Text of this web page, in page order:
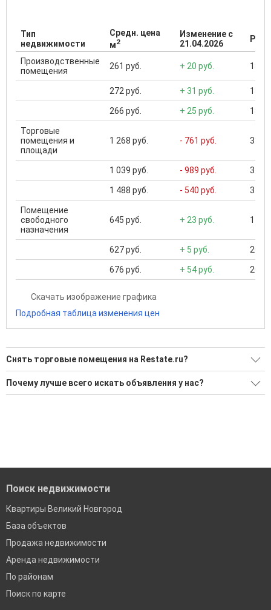
Тип
недвижимости
Средн. цена
м2
Изменение с
21.04.2026
Производственные
помещения
261 руб. + 20 руб. 18
272 руб. + 31 руб. 18
266 руб. + 25 руб. 18
Торговые
помещения и
площади
1 268 руб. - 761 руб. 32
1 039 руб. - 989 руб. 32
1 488 руб. - 540 руб. 32
Помещение
свободного
назначения
645 руб. + 23 руб. 1
627 руб. + 5 руб. 200
676 руб. + 54 руб. 200
Скачать изображение графика
Подробная таблица изменения цен
Снять торговые помещения на Restate.ru?
Ищите, как Снять торговые помещения?
49 актуальных и проверенных объявлений
Почему лучше всего искать объявления у нас?
Поиск недвижимости
Квартиры Великий Новгород
База объектов
Продажа недвижимости
Аренда недвижимости
По районам
Поиск по карте